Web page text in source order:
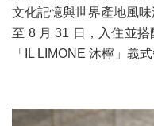
文化記憶與世界產地風
至 8 月 31 日，入住並
「IL LIMONE 沐檸」義